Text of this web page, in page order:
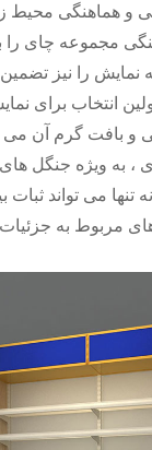
و هماهنگی محیط
مجموعه چای را
را نیز تضمین
انتخاب برای
و بافت گرم آن می
، به ویژه جنگل های
می تواند ثبات
های مربوط به